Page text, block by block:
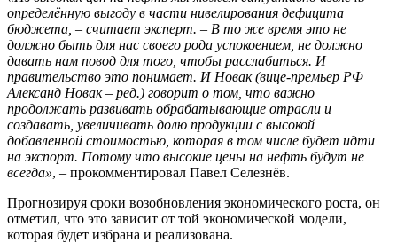
определённую выгоду в части нивелирования дефицита
бюджета, – считает эксперт. – В то же время это не
должно быть для нас своего рода успокоением, не должно
давать нам повод для того, чтобы расслабиться. И
правительство это понимает. И Новак (вице-премьер РФ
Александ Новак – ред.) говорит о том, что важно
продолжать развивать обрабатывающие отрасли и
создавать, увеличивать долю продукции с высокой
добавленной стоимостью, которая в том числе будет идти
на экспорт. Потому что высокие цены на нефть будут не
всегда», – прокомментировал Павел Селезнёв.
Прогнозируя сроки возобновления экономического роста, он
отметил, что это зависит от той экономической модели,
которая будет избрана и реализована.